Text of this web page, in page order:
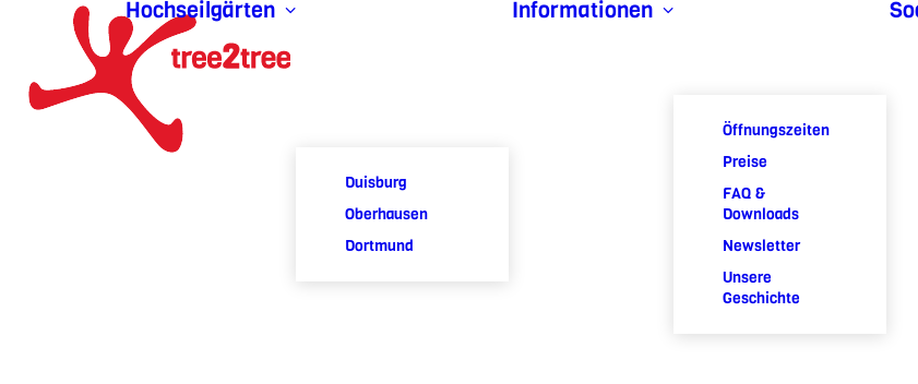
Hochseilgärten
Duisburg
Oberhausen
Dortmund
Informationen
Öffnungszeiten
Preise
FAQ &
Downloads
Newsletter
Unsere
Geschichte